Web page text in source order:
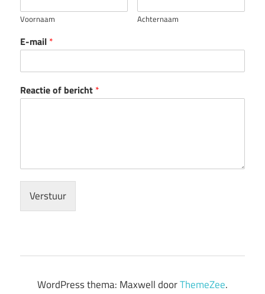
Voornaam Achternaam
E-mail *
Reactie of bericht *
Verstuur
WordPress thema: Maxwell doorThemeZee.